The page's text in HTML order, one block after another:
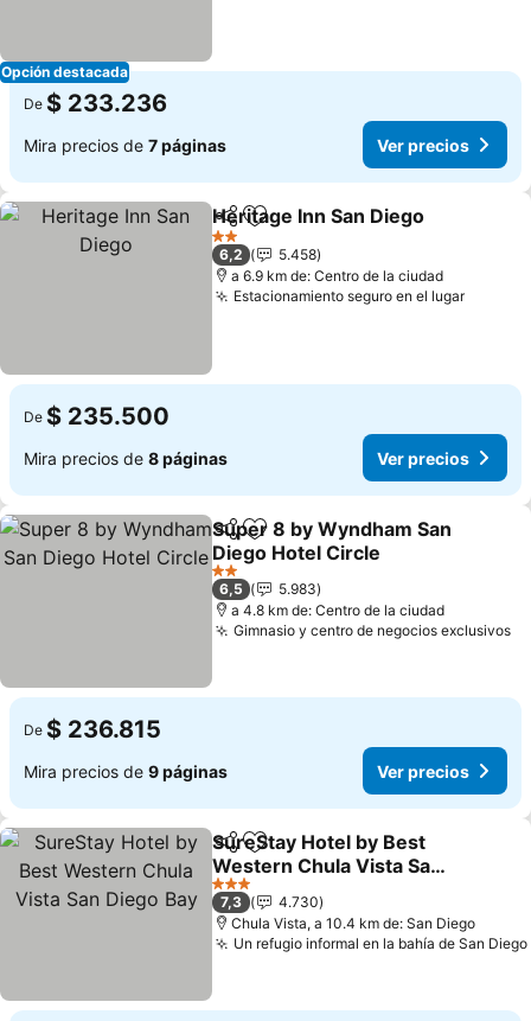
Opción destacada
De $ 233.236
Mira precios de 7 páginas Ver precios
CompartirAgregar a favoritos
Heritage Inn San Diego
2 Estrellas
6,2
5.458
a 6.9 km de: Centro de la ciudad
Estacionamiento seguro en el lugarVer
De $ 235.500
Mira precios de 8 páginas Ver precios
CompartirAgregar a favoritos
Super 8 by Wyndham San
Diego Hotel Circle
Ver precios
2 Estrellas
6,5
5.983
a 4.8 km de: Centro de la ciudad
Gimnasio y centro de negocios exclusivos
De $ 236.815
Mira precios de 9 páginas Ver precios
CompartirAgregar a favoritos
SureStay Hotel by Best
Western Chula Vista San
Diego Bay
Ver precios
3 Estrellas
7,3
4.730
Chula Vista, a 10.4 km de: San Diego
Un refugio informal en la bahía de San Diego